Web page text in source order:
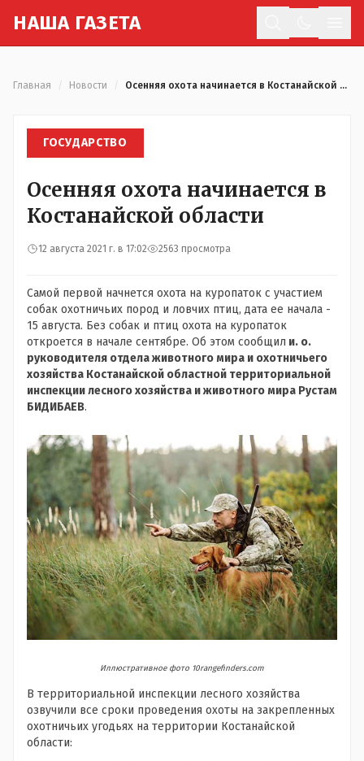
НАША ГАЗЕТА
Главная Новости Осенняя охота начинается в Костанайской области
ГОСУДАРСТВО
Осенняя охота начинается в
Костанайской области
12 августа 2021 г. в 17:02 2563 просмотра
Самой первой начнется охота на куропаток с участием
собак охотничьих пород и ловчих птиц, дата ее начала -
15 августа. Без собак и птиц охота на куропаток
откроется в начале сентябре. Об этом сообщил и. о.
руководителя отдела животного мира и охотничьего
хозяйства Костанайской областной территориальной
инспекции лесного хозяйства и животного мира Рустам
БИДИБАЕВ.
Иллюстративное фото 10rangefinders.com
В территориальной инспекции лесного хозяйства
озвучили все сроки проведения охоты на закрепленных
охотничьих угодьях на территории Костанайской
области: